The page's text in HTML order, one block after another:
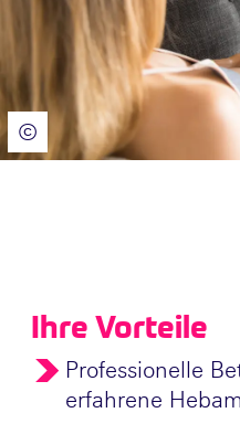
©
Ihre Vorteile
Professionelle
erfahrene